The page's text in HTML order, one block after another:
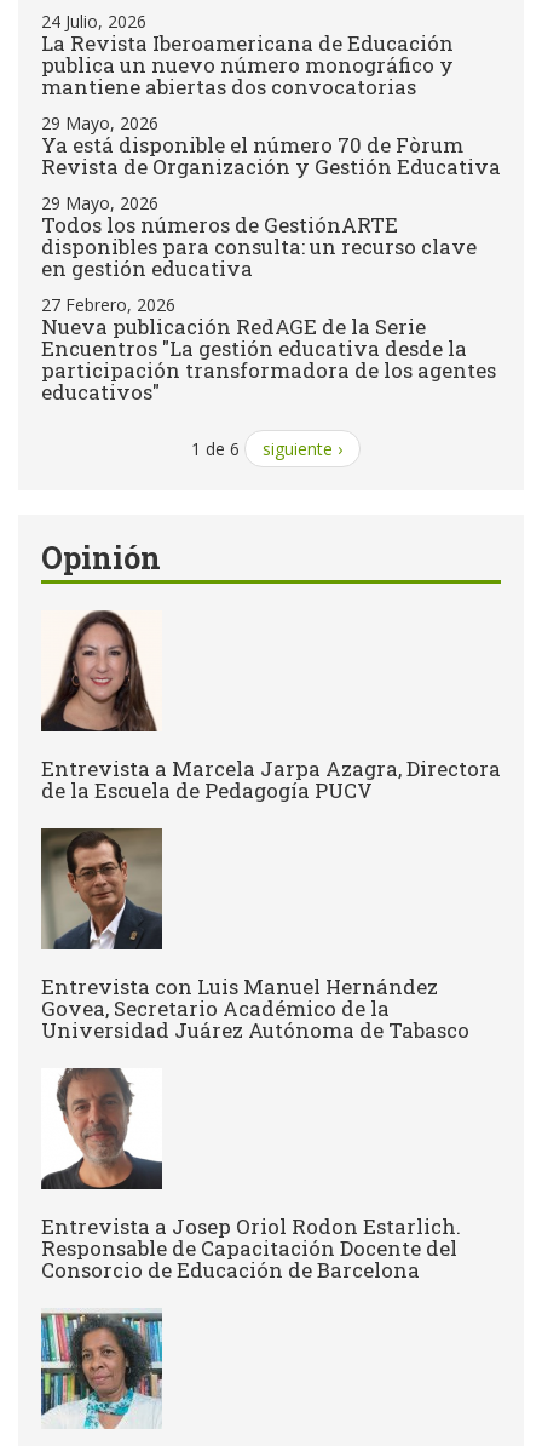
24 Julio, 2026
La Revista Iberoamericana de Educación
publica un nuevo número monográfico y
mantiene abiertas dos convocatorias
29 Mayo, 2026
Ya está disponible el número 70 de Fòrum
Revista de Organización y Gestión Educativa
29 Mayo, 2026
Todos los números de GestiónARTE
disponibles para consulta: un recurso clave
en gestión educativa
27 Febrero, 2026
Nueva publicación RedAGE de la Serie
Encuentros "La gestión educativa desde la
participación transformadora de los agentes
educativos"
1 de 6 siguiente ›
Opinión
Entrevista a Marcela Jarpa Azagra, Directora
de la Escuela de Pedagogía PUCV
Entrevista con Luis Manuel Hernández
Govea, Secretario Académico de la
Universidad Juárez Autónoma de Tabasco
Entrevista a Josep Oriol Rodon Estarlich.
Responsable de Capacitación Docente del
Consorcio de Educación de Barcelona